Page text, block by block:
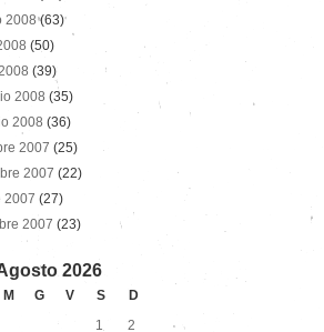
2008(63)
(50)
(39)
2008 (35)
2008 (36)
2007 (25)
2007 (22)
2007 (27)
2007 (23)
2026
M G V S
D
1
2